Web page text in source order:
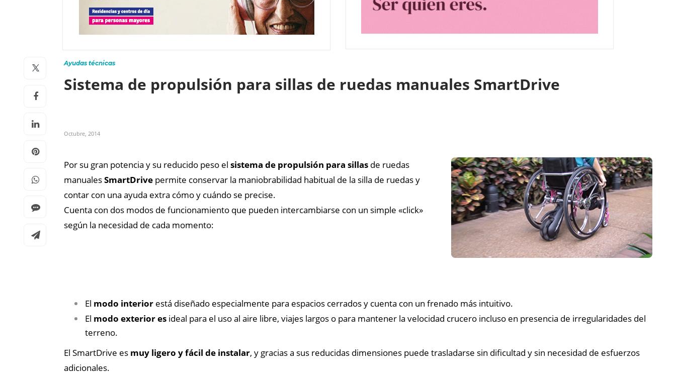
Ayudas técnicas
Sistema de propulsión para sillas de ruedas manuales SmartDrive
Octubre, 2014
Por su gran potencia y su reducido peso el sistema de propulsión para sillas de ruedas
manualesSmartDrive permite conservar la maniobrabilidad habitual de la silla de ruedas y
contar con una ayuda extra cómo y cuándo se precise.
Cuenta con dos modos de funcionamiento que pueden intercambiarse con un simple «click»
según la necesidad de cada momento:
El modo interior está diseñado especialmente para espacios cerrados y cuenta con un frenado más intuitivo.
El modo exterior es ideal para el uso al aire libre, viajes largos o para mantener la velocidad crucero incluso en presencia de irregularidades del
terreno.
El SmartDrive es muy ligero y fácil de instalar, y gracias a sus reducidas dimensiones puede trasladarse sin dificultad y sin necesidad de esfuerzos
adicionales.